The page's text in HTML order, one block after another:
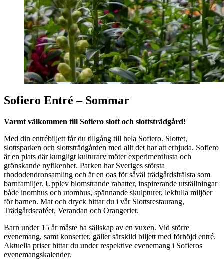
Sofiero Entré – Sommar
Varmt välkommen till Sofiero slott och slottsträdgård!
Med din entrébiljett får du tillgång till hela Sofiero. Slottet,
slottsparken och slottsträdgården med allt det har att erbjuda. Sofiero
är en plats där kungligt kulturarv möter experimentlusta och
grönskande nyfikenhet. Parken har Sveriges största
rhododendronsamling och är en oas för såväl trädgårdsfrälsta som
barnfamiljer. Upplev blomstrande rabatter, inspirerande utställningar
både inomhus och utomhus, spännande skulpturer, lekfulla miljöer
för barnen. Mat och dryck hittar du i vår Slottsrestaurang,
Trädgårdscaféet, Verandan och Orangeriet.
Barn under 15 år måste ha sällskap av en vuxen. Vid större
evenemang, samt konserter, gäller särskild biljett med förhöjd entré.
Aktuella priser hittar du under respektive evenemang i Sofieros
evenemangskalender.